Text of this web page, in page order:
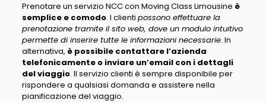
Prenotare un servizio NCC con Moving Class Limousine è
semplice e comodo. I clienti possono effettuare la
prenotazione tramite il sito web, dove un modulo intuitivo
permette di inserire tutte le informazioni necessarie. In
alternativa, è possibile contattare l’azienda
telefonicamente o inviare un’email con i dettagli
del viaggio. Il servizio clienti è sempre disponibile per
rispondere a qualsiasi domanda e assistere nella
pianificazione del viaggio.